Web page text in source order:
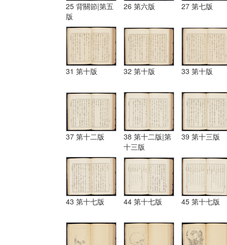
25 背關節|第五
版
26 第六版 27 第七版
31 第十版 32 第十版 33 第十版
37 第十二版
38 第十二版|第
十三版
39 第十三版
43 第十七版 44 第十七版 45 第十七版